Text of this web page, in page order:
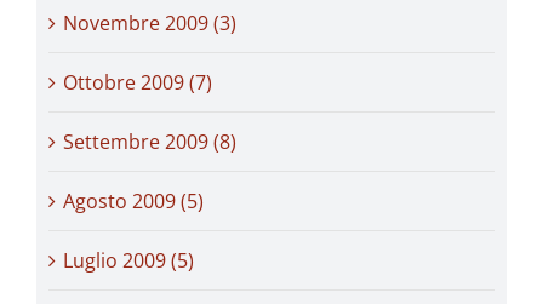
Novembre 2009 (3)
Ottobre 2009 (7)
Settembre 2009 (8)
Agosto 2009 (5)
Luglio 2009 (5)